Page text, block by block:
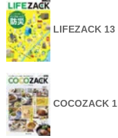
LIFEZACK 13
COCOZACK 1